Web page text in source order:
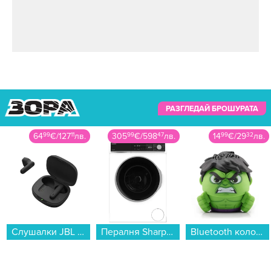
РАЗГЛЕДАЙ БРОШУРАТА
6499€/12711лв.
Слушалки JBL Vibe Flex 2 Black JBLVFLEX2BLK , Bluetooth , IN-EAR (ТАПИ)...
30599€/59847лв.
Пералня Sharp ES-NFB814AWNA , 1400 об./мин., 8.00 kg, A , Бял...
1499€/2932лв.
Bluetooth колонка Bitty Boomers Hulk - BITTYHULK...